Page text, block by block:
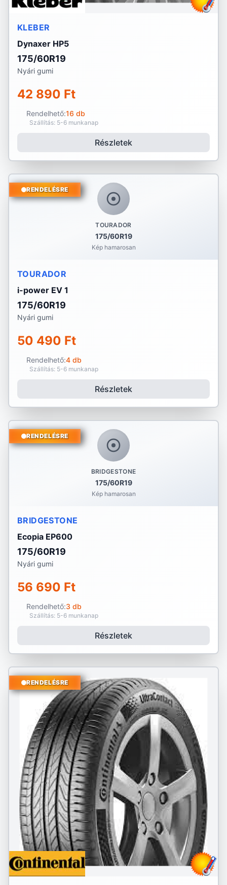
KLEBER
Dynaxer HP5
175/60R19
Nyári gumi
42 890 Ft
Rendelhető:16 db
Szállítás: 5-6 munkanap
Részletek
TOURADOR
175/60R19
Kép hamarosan
RENDELÉSRE
TOURADOR
i-power EV 1
175/60R19
Nyári gumi
50 490 Ft
Rendelhető:4 db
Szállítás: 5-6 munkanap
Részletek
BRIDGESTONE
175/60R19
Kép hamarosan
RENDELÉSRE
BRIDGESTONE
Ecopia EP600
175/60R19
Nyári gumi
56 690 Ft
Rendelhető:3 db
Szállítás: 5-6 munkanap
Részletek
RENDELÉSRE